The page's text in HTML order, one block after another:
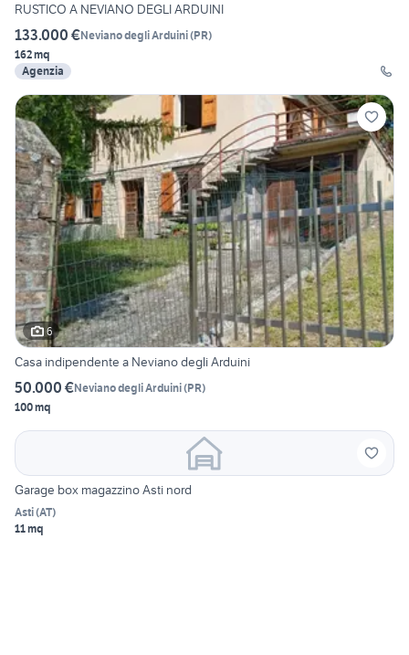
RUSTICO A NEVIANO DEGLI ARDUINI
133.000 €Neviano degli Arduini(PR)
162 mq
Agenzia
6
Casa indipendente a Neviano degli Arduini
50.000 €Neviano degli Arduini(PR)
100 mq
Garage box magazzino Asti nord
Asti(AT)
11 mq